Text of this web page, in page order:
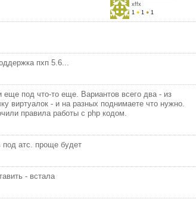
xffx
1 ● 1 ● 1
пхп 5.6...
еще под что-то еще. Вариантов всего два - из
виртуалок - и на разных поднимаете что нужно.
правила работы с php кодом.
под атс. проще будет
- встала